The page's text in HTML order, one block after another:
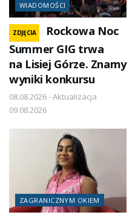
WIADOMOŚCI
ZDJĘCIA
Rockowa Noc
Summer GIG trwa
na Lisiej Górze. Znamy
wyniki konkursu
08.08.2026 - Aktualizacja
09.08.2026
ZAGRANICZNYM OKIEM